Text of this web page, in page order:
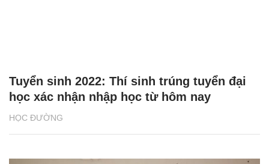
HỌC ĐƯỜNG
Tuyển sinh 2022: Thí sinh trúng tuyển đại
học xác nhận nhập học từ hôm nay